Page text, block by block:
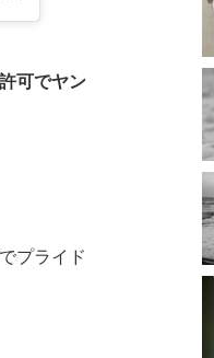
可でヤン
プライド